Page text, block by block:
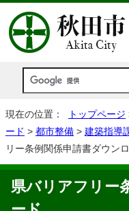
現在の位置： トップページ
ード > 都市整備 > 建築指導
リー条例関係申請書ダウン
県バリアフリー